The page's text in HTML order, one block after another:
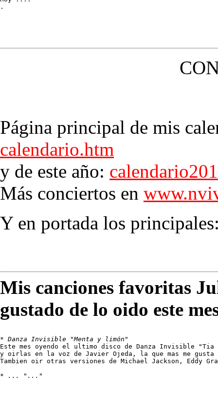
.
Página principal de mis
calendario.htm
y de este año:
Más conciertos en
Y en portada los
Mis canciones favoritas
gustado de lo oido este
* Danza Invisible "Menta y limón"
Este mes oyendo el ultimo disco de Danza Invisible
y oirlas en la voz de Javier Ojeda, la que mas me
Tambien oir otras versiones de Michael Jackson, Eddy
*
... "..."